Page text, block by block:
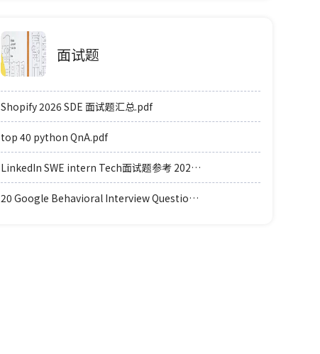
面试题
Shopify 2026 SDE 面试题汇总.pdf
top 40 python QnA.pdf
LinkedIn SWE intern Tech面试题参考 2025.pdf
20 Google Behavioral Interview Questions 2025.pdf